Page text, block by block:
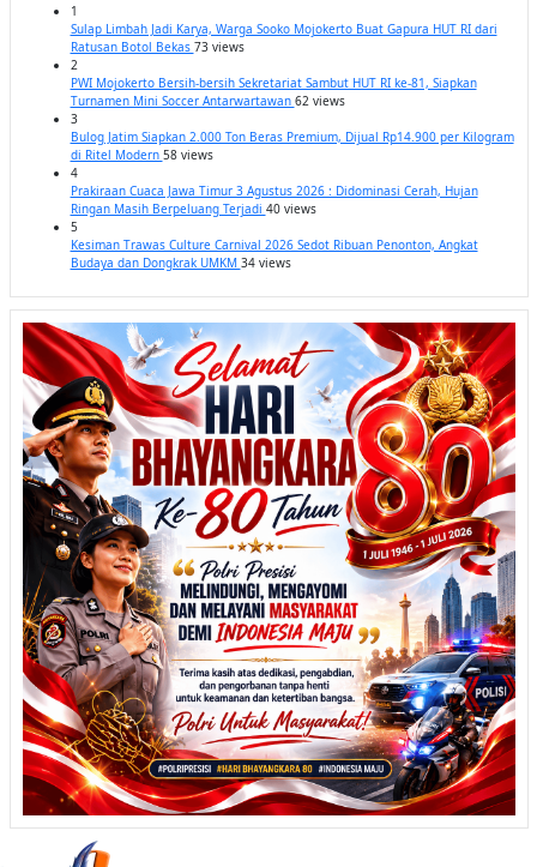
1
Sulap Limbah Jadi Karya, Warga Sooko Mojokerto Buat Gapura HUT RI dari
Ratusan Botol Bekas 73 views
2
PWI Mojokerto Bersih-bersih Sekretariat Sambut HUT RI ke-81, Siapkan
Turnamen Mini Soccer Antarwartawan 62 views
3
Bulog Jatim Siapkan 2.000 Ton Beras Premium, Dijual Rp14.900 per Kilogram
di Ritel Modern 58 views
4
Prakiraan Cuaca Jawa Timur 3 Agustus 2026 : Didominasi Cerah, Hujan
Ringan Masih Berpeluang Terjadi 40 views
5
Kesiman Trawas Culture Carnival 2026 Sedot Ribuan Penonton, Angkat
Budaya dan Dongkrak UMKM 34 views